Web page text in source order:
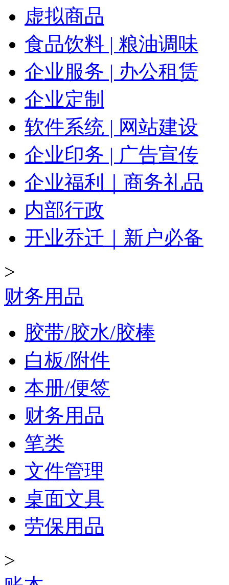
虚拟商品
食品饮料 | 粮油调味
企业服务 | 办公租赁
企业定制
软件系统 | 网站建设
企业印务 | 广告宣传
企业福利｜商务礼品
内部行政
开业乔迁｜新户必备
>
财务用品
胶带/胶水/胶棒
白板/附件
本册/便签
财务用品
笔类
文件管理
桌面文具
劳保用品
>